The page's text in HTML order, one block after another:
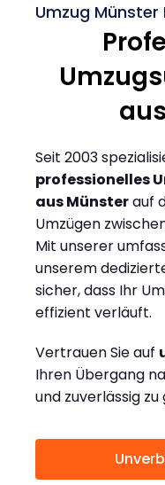
Umzug Münster
Seit 2003
professionelles
aus Münsterauf
Umzügen
Mit unserer
unserem
sicher, dass Ihr
effizient verläuft.
Vertrauen Sie auf
Ihren Übergang
und zuverlässig